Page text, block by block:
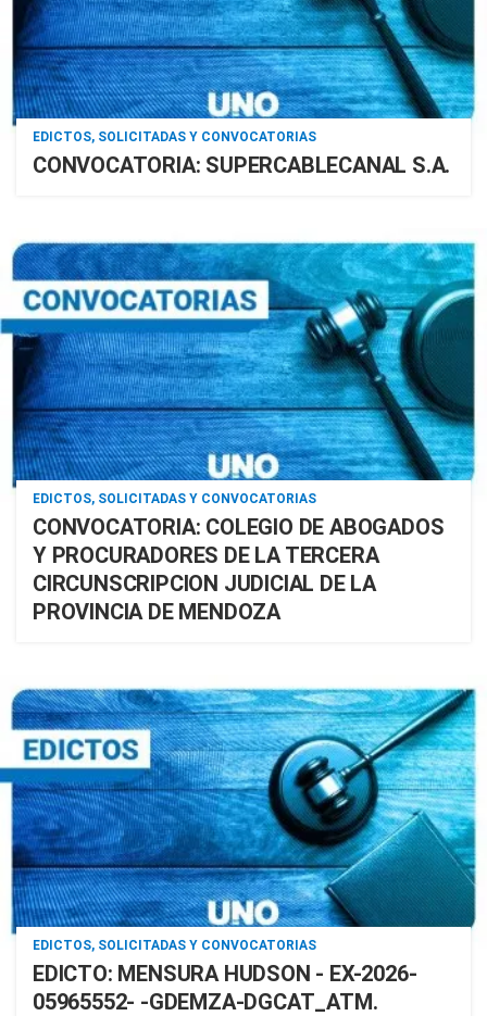
EDICTOS, SOLICITADAS Y CONVOCATORIAS
CONVOCATORIA: SUPERCABLECANAL S.A.
EDICTOS, SOLICITADAS Y CONVOCATORIAS
CONVOCATORIA: COLEGIO DE ABOGADOS
Y PROCURADORES DE LA TERCERA
CIRCUNSCRIPCION JUDICIAL DE LA
PROVINCIA DE MENDOZA
EDICTOS, SOLICITADAS Y CONVOCATORIAS
EDICTO: MENSURA HUDSON - EX-2026-
05965552- -GDEMZA-DGCAT_ATM.